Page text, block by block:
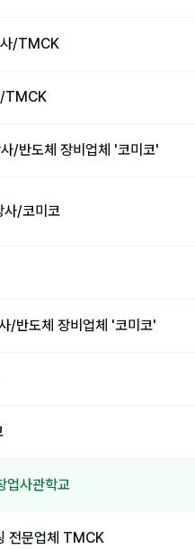
사/TMCK
/TMCK
/반도체 장비업체 '코미코'
사/코미코
/반도체 장비업체 '코미코'
업사관학교
전문업체 TMCK